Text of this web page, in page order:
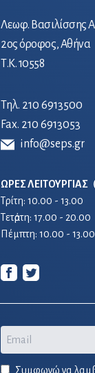
Λεωφ. Βασιλίσσης
2ος όροφος, Αθήνα
Τ.Κ. 10558
Τηλ. 210 6913500
Fax. 210 6913053
info@seps.gr
ΩΡΕΣ ΛΕΙΤΟΥΡΓΙΑΣ
Τρίτη: 10.00 - 13.00
Τετἀρτη: 17.00 - 20.00
Πέμπτη: 10.00 - 13.00
Email
Συμφωνώ να